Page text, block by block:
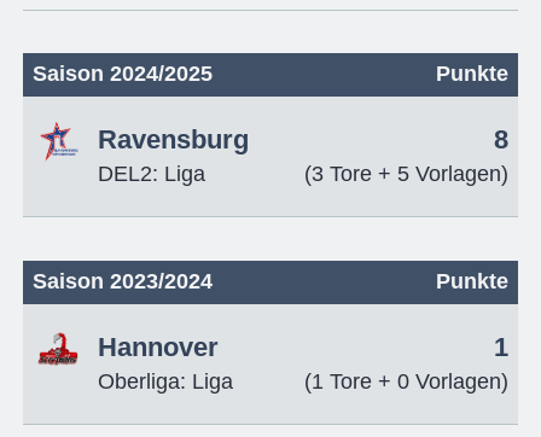
Saison 2024/2025 Punkte
Ravensburg
DEL2: Liga
8
(3 Tore + 5 Vorlagen)
Saison 2023/2024 Punkte
Hannover
Oberliga: Liga
1
(1 Tore + 0 Vorlagen)